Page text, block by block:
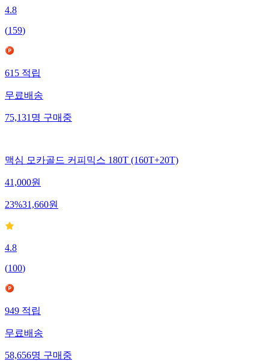
4.8
(159)
615 적립
무료배송
75,131 명 구매중
맥심 모카골드 커피믹스 180T (160T+20T)
41,000원
23%31,660원
4.8
(100)
949 적립
무료배송
58,656명 구매중